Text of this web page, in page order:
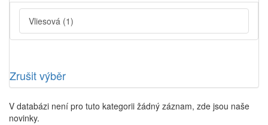
Vliesová (1)
Zrušit výběr
V databázi není pro tuto kategorii žádný záznam, zde jsou naše
novinky.